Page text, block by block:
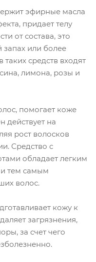
эфирные масла
придает телу
от состава, это
запах или более
средств входят
лимона, розы и
помогает коже
действует на
рост волосков
Средство с
обладает легким
тем самым
волос.
кожу к
загрязнения,
за счет чего